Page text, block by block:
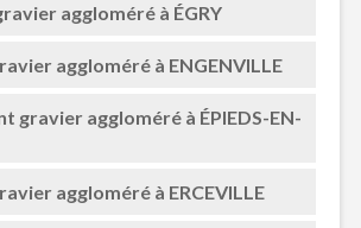
aggloméré à ÉGRY
aggloméré à ENGENVILLE
gravier aggloméré à ÉPIEDS-EN-
aggloméré à ERCEVILLE